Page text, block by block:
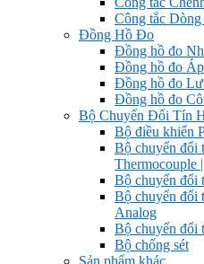
Công tắc Dòng
Đồng Hồ Đo
Đồng hồ đo
Đồng hồ đo Áp
Đồng hồ đo
Đồng hồ đo
Bộ Chuyển Đổi Tín
Bộ điều khiển
Bộ chuyển đổi
Thermocouple
Bộ chuyển đổi
Bộ chuyển đổi
Analog
Bộ chuyển đổi
Bộ chống sét